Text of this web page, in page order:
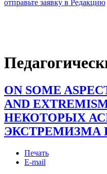
отправьте заявку в Редакцию
ON SOME
AND
НЕКОТОРЫХ
ЭКСТРЕМИЗМА
Печать
E-mail